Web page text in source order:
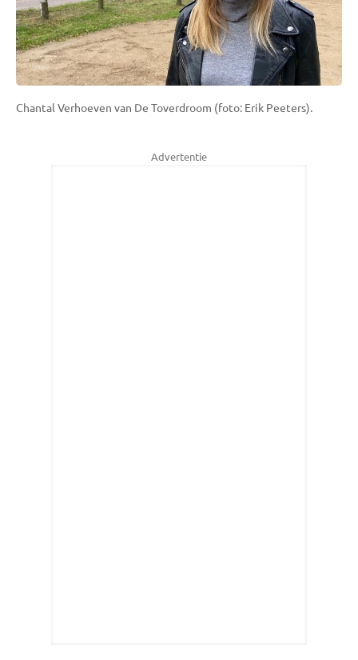
Chantal Verhoeven van De Toverdroom (foto: Erik Peeters).
Advertentie